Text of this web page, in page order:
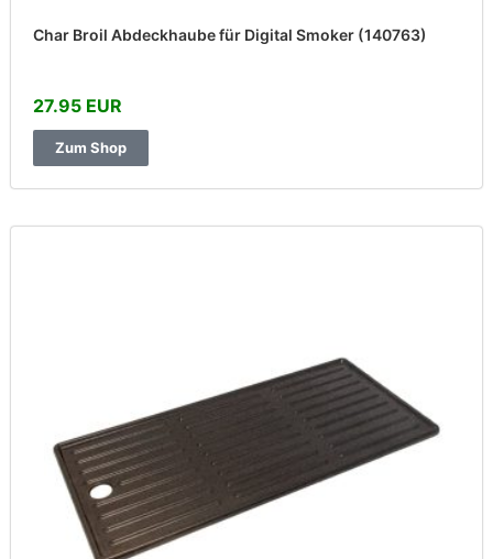
Char Broil Abdeckhaube für Digital Smoker (140763)
27.95 EUR
Zum Shop